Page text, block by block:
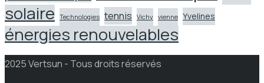
solaire Technologies tennis Vichy vienne Yvelines
énergies renouvelables
2025 Vertsun - Tous droits réservés